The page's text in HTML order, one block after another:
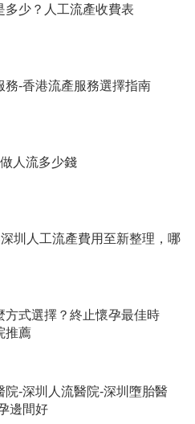
多少？人工流產收費表
務-香港流產服務選擇指南
人流多少錢
圳人工流產費用至新整理，哪
方式選擇？終止懷孕最佳時
推薦
院-深圳人流醫院-深圳墮胎醫
邊間好